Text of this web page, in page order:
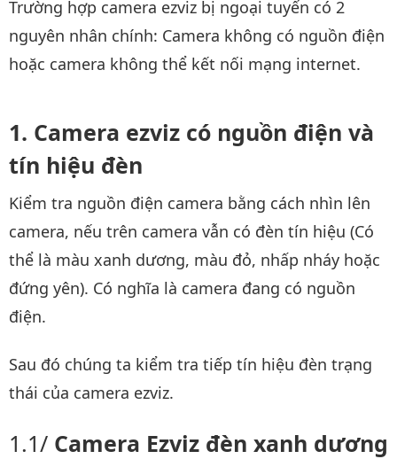
Trường hợp camera ezviz bị ngoại tuyến có 2
nguyên nhân chính: Camera không có nguồn điện
hoặc camera không thể kết nối mạng internet.
Camera ezviz có nguồn điện và
tín hiệu đèn
Kiểm tra nguồn điện camera bằng cách nhìn lên
camera, nếu trên camera vẫn có đèn tín hiệu (Có
thể là màu xanh dương, màu đỏ, nhấp nháy hoặc
đứng yên). Có nghĩa là camera đang có nguồn
điện.
Sau đó chúng ta kiểm tra tiếp tín hiệu đèn trạng
thái của camera ezviz.
Camera Ezviz đèn xanh dương